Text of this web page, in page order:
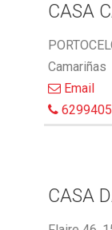
CASA
Camariñas
Email
CASA